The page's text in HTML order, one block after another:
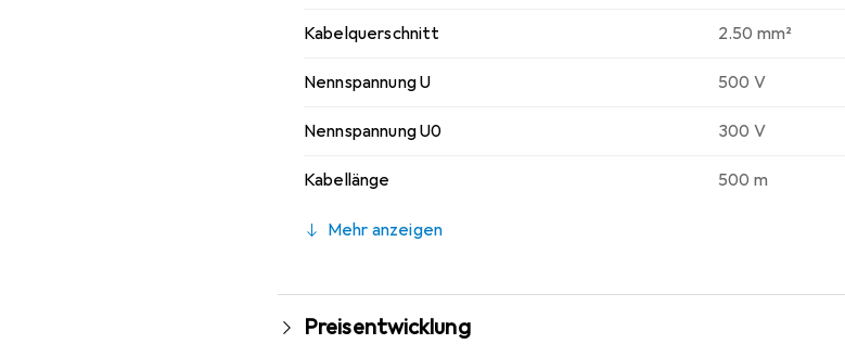
Kabelquerschnitt 2.50 mm²
Nennspannung U 500 V
Nennspannung U0 300 V
Kabellänge 500 m
Mehr anzeigen
Preisentwicklung